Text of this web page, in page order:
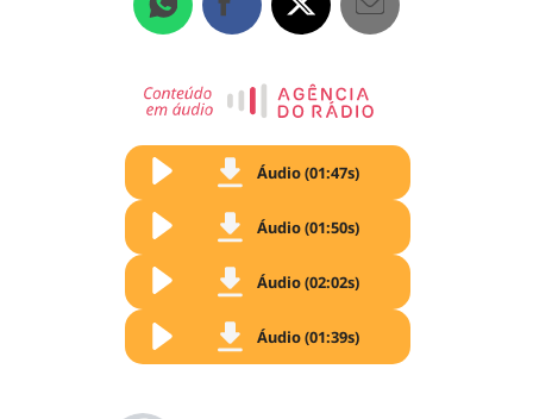
Áudio (01:47s)
Áudio (01:50s)
Áudio (02:02s)
Áudio (01:39s)